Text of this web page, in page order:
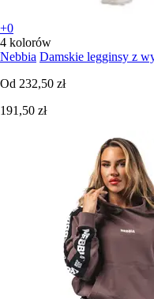
+0
4 kolorów
Nebbia Damskie legginsy z
Od 232,50 zł
191,50 zł